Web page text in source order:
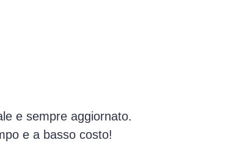
e sempre aggiornato.
e a basso costo!